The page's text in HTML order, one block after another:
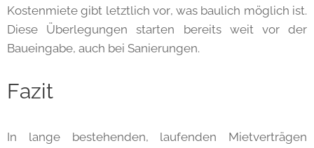
Kostenmiete gibt letztlich vor, was baulich möglich ist.
Diese Überlegungen starten bereits weit vor der
Baueingabe, auch bei Sanierungen.
Fazit
In lange bestehenden, laufenden Mietverträgen